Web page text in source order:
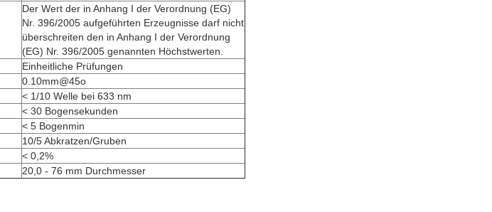
Der Wert der in Anhang I der Verordnung (EG)
Nr. 396/2005 aufgeführten Erzeugnisse darf nicht
überschreiten den in Anhang I der Verordnung
(EG) Nr. 396/2005 genannten Höchstwerten.
Einheitliche Prüfungen
0.10mm@45o
< 1/10 Welle bei 633 nm
< 30 Bogensekunden
< 5 Bogenmin
10/5 Abkratzen/Gruben
< 0,2%
20,0 - 76 mm Durchmesser